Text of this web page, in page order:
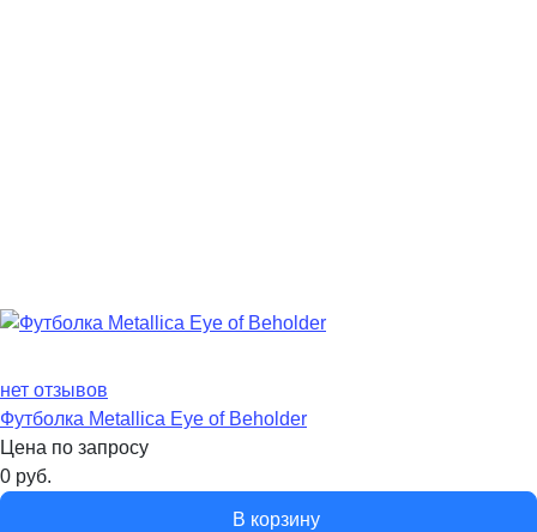
нет отзывов
Футболка Metallica Eye of Beholder
Цена по запросу
0 руб.
В корзину